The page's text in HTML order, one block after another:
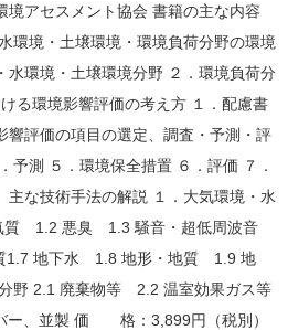
境アセスメント協会 書籍の主な内容
環境・土壌環境・環境負荷分野の環境
水環境・土壌環境分野 ２．環境負荷分
る環境影響評価の考え方 １．配慮書
響評価の項目の選定、調査・予測・評
予測 ５．環境保全措置 ６．評価 ７．
な技術手法の解説 １．大気環境・水
質 1.2 悪臭 1.3 騒音・超低周波音
地下水 1.8 地形・地質 1.9 地
野 2.1 廃棄物等 2.2 温室効果ガス等
、並製 価 格：3,899円（税別）